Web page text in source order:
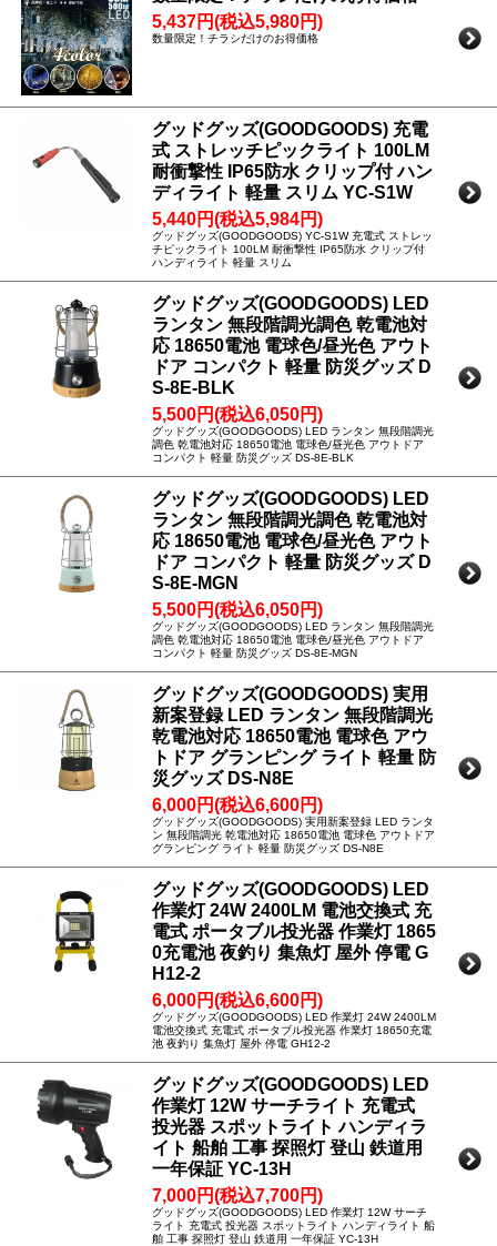
5,437円(税込5,980円)
数量限定！チラシだけのお得価格
グッドグッズ(GOODGOODS) 充電
式 ストレッチピックライト 100LM
耐衝撃性 IP65防水 クリップ付 ハン
ディライト 軽量 スリム YC-S1W
5,440円(税込5,984円)
グッドグッズ(GOODGOODS) YC-S1W 充電式 ストレッ
チピックライト 100LM 耐衝撃性 IP65防水 クリップ付
ハンディライト 軽量 スリム
グッドグッズ(GOODGOODS) LED
ランタン 無段階調光調色 乾電池対
応 18650電池 電球色/昼光色 アウト
ドア コンパクト 軽量 防災グッズ D
S-8E-BLK
5,500円(税込6,050円)
グッドグッズ(GOODGOODS) LED ランタン 無段階調光
調色 乾電池対応 18650電池 電球色/昼光色 アウトドア
コンパクト 軽量 防災グッズ DS-8E-BLK
グッドグッズ(GOODGOODS) LED
ランタン 無段階調光調色 乾電池対
応 18650電池 電球色/昼光色 アウト
ドア コンパクト 軽量 防災グッズ D
S-8E-MGN
5,500円(税込6,050円)
グッドグッズ(GOODGOODS) LED ランタン 無段階調光
調色 乾電池対応 18650電池 電球色/昼光色 アウトドア
コンパクト 軽量 防災グッズ DS-8E-MGN
グッドグッズ(GOODGOODS) 実用
新案登録 LED ランタン 無段階調光
乾電池対応 18650電池 電球色 アウ
トドア グランピング ライト 軽量 防
災グッズ DS-N8E
6,000円(税込6,600円)
グッドグッズ(GOODGOODS) 実用新案登録 LED ランタ
ン 無段階調光 乾電池対応 18650電池 電球色 アウトドア
グランピング ライト 軽量 防災グッズ DS-N8E
グッドグッズ(GOODGOODS) LED
作業灯 24W 2400LM 電池交換式 充
電式 ポータブル投光器 作業灯 1865
0充電池 夜釣り 集魚灯 屋外 停電 G
H12-2
6,000円(税込6,600円)
グッドグッズ(GOODGOODS) LED 作業灯 24W 2400LM
電池交換式 充電式 ポータブル投光器 作業灯 18650充電
池 夜釣り 集魚灯 屋外 停電 GH12-2
グッドグッズ(GOODGOODS) LED
作業灯 12W サーチライト 充電式
投光器 スポットライト ハンディラ
イト 船舶 工事 探照灯 登山 鉄道用
一年保証 YC-13H
7,000円(税込7,700円)
グッドグッズ(GOODGOODS) LED 作業灯 12W サーチ
ライト 充電式 投光器 スポットライト ハンディライト 船
舶 工事 探照灯 登山 鉄道用 一年保証 YC-13H